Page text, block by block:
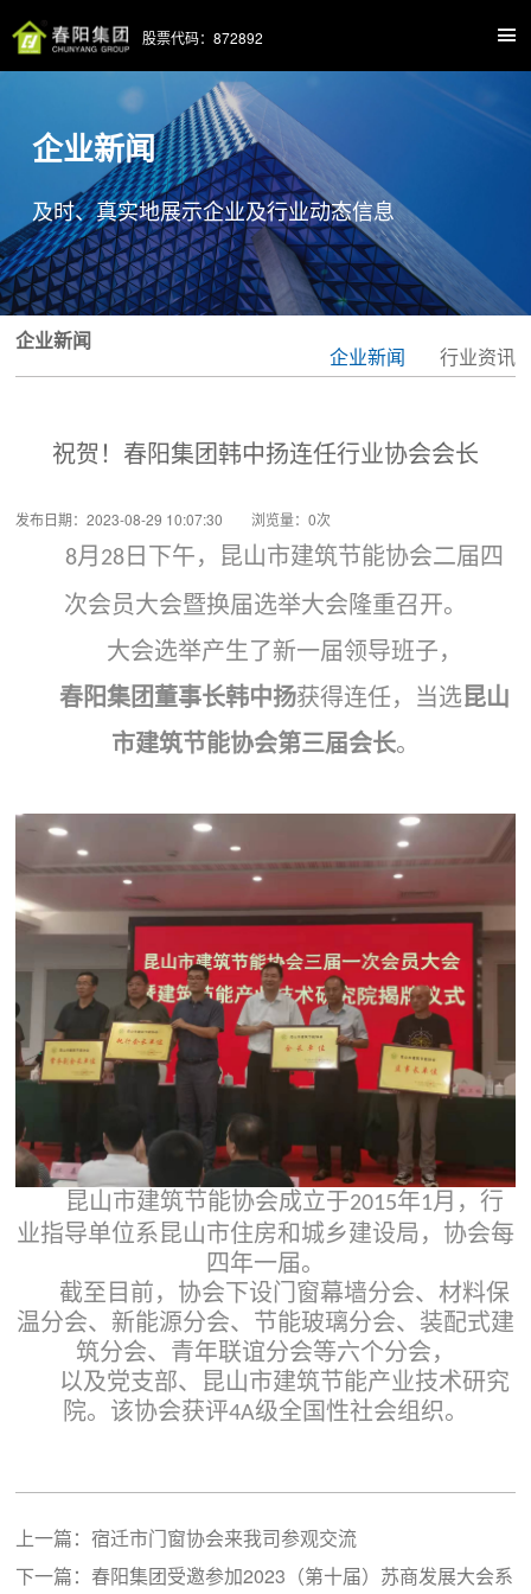
股票代码：872892
企业新闻
及时、真实地展示企业及行业动态信息
企业新闻
企业新闻 行业资讯
祝贺！春阳集团韩中扬连任行业协会会长
发布日期：2023-08-29 10:07:30 浏览量：0次
8月 28日下午，昆山市建筑节能协会二届四
次会员大会暨换届选举大会隆重召开。
大会选举产生了新一届领导班子，
春阳集团董事长韩中扬获得连任，当选 昆山
市建筑节能协会第三届会长。
昆山市建筑节能协会成立于2015年1月，行
业指导单位系昆山市住房和城乡建设局，协会每
四年一届。
截至目前，协会下设门窗幕墙分会、材料保
温分会、新能源分会、节能玻璃分会、装配式建
筑分会、青年联谊分会等六个分会，
以及党支部、昆山市建筑节能产业技术研究
院。该协会获评4A级全国性社会组织。
上一篇：宿迁市门窗协会来我司参观交流
下一篇： 春阳集团受邀参加2023（第十届）苏商发展大会系